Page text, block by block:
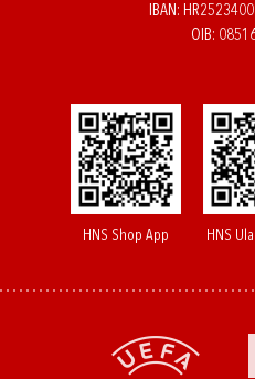
IBAN:
OIB:
HNS Shop App HNS